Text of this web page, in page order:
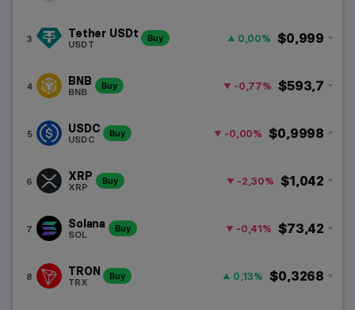
Memecoinok
DeFi
RWA
3 Tether USDt
USDT
Buy $0,999
0,00%
4 BNB
BNB
Buy $593,7
-0,77%
5 USDC
USDC
Buy $0,9998
-0,00%
6 XRP
XRP
Buy $1,042
-2,30%
7 Solana
SOL
Buy $73,42
-0,41%
8 TRON
TRX
Buy $0,3268
0,13%